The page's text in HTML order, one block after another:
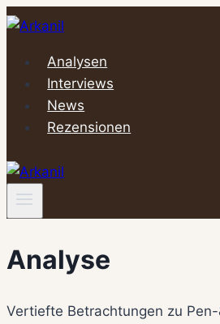
Zum
springenAnalysen
Interviews
News
Rezensionen
Analyse
Vertiefte Betrachtungen zu